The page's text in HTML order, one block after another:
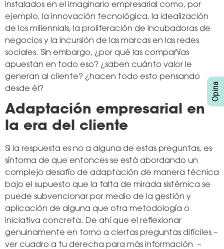
instalados en el imaginario empresarial como, por
ejemplo, la innovación tecnológica, la idealización
de los millennials, la proliferación de incubadoras de
negocios y la incursión de las marcas en las redes
sociales. Sin embargo, ¿por qué las compañías
apuestan en todo eso? ¿saben cuánto valor le
generan al cliente? ¿hacen todo esto pensando
desde él?
Adaptación empresarial en
la era del cliente
Si la respuesta es no a alguna de estas preguntas, es
síntoma de que entonces se está abordando un
complejo desafío de adaptación de manera técnica
bajo el supuesto que la falta de mirada sistémica se
puede subvencionar por medio de la gestión y
aplicación de alguna que otra metodología o
iniciativa concreta. De ahí que el reflexionar
genuinamente en torno a ciertas preguntas difíciles –
ver cuadro a tu derecha para más información –